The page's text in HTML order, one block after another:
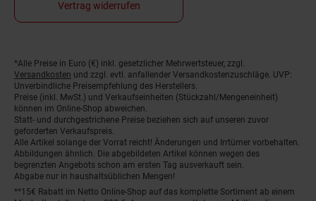
Vertrag widerrufen
Fußnoten
*Alle Preise in Euro (€) inkl. gesetzlicher Mehrwertsteuer, zzgl.
Versandkosten und zzgl. evtl. anfallender Versandkostenzuschläge. UVP:
Unverbindliche Preisempfehlung des Herstellers.
Preise (inkl. MwSt.) und Verkaufseinheiten (Stückzahl/Mengeneinheit)
können im Online-Shop abweichen.
Statt- und durchgestrichene Preise beziehen sich auf unseren zuvor
geforderten Verkaufspreis.
Alle Artikel solange der Vorrat reicht! Änderungen und Irrtümer vorbehalten.
Abbildungen ähnlich. Die abgebildeten Artikel können wegen des
begrenzten Angebots schon am ersten Tag ausverkauft sein.
Abgabe nur in haushaltsüblichen Mengen!
**15€ Rabatt im Netto Online-Shop auf das komplette Sortiment ab einem